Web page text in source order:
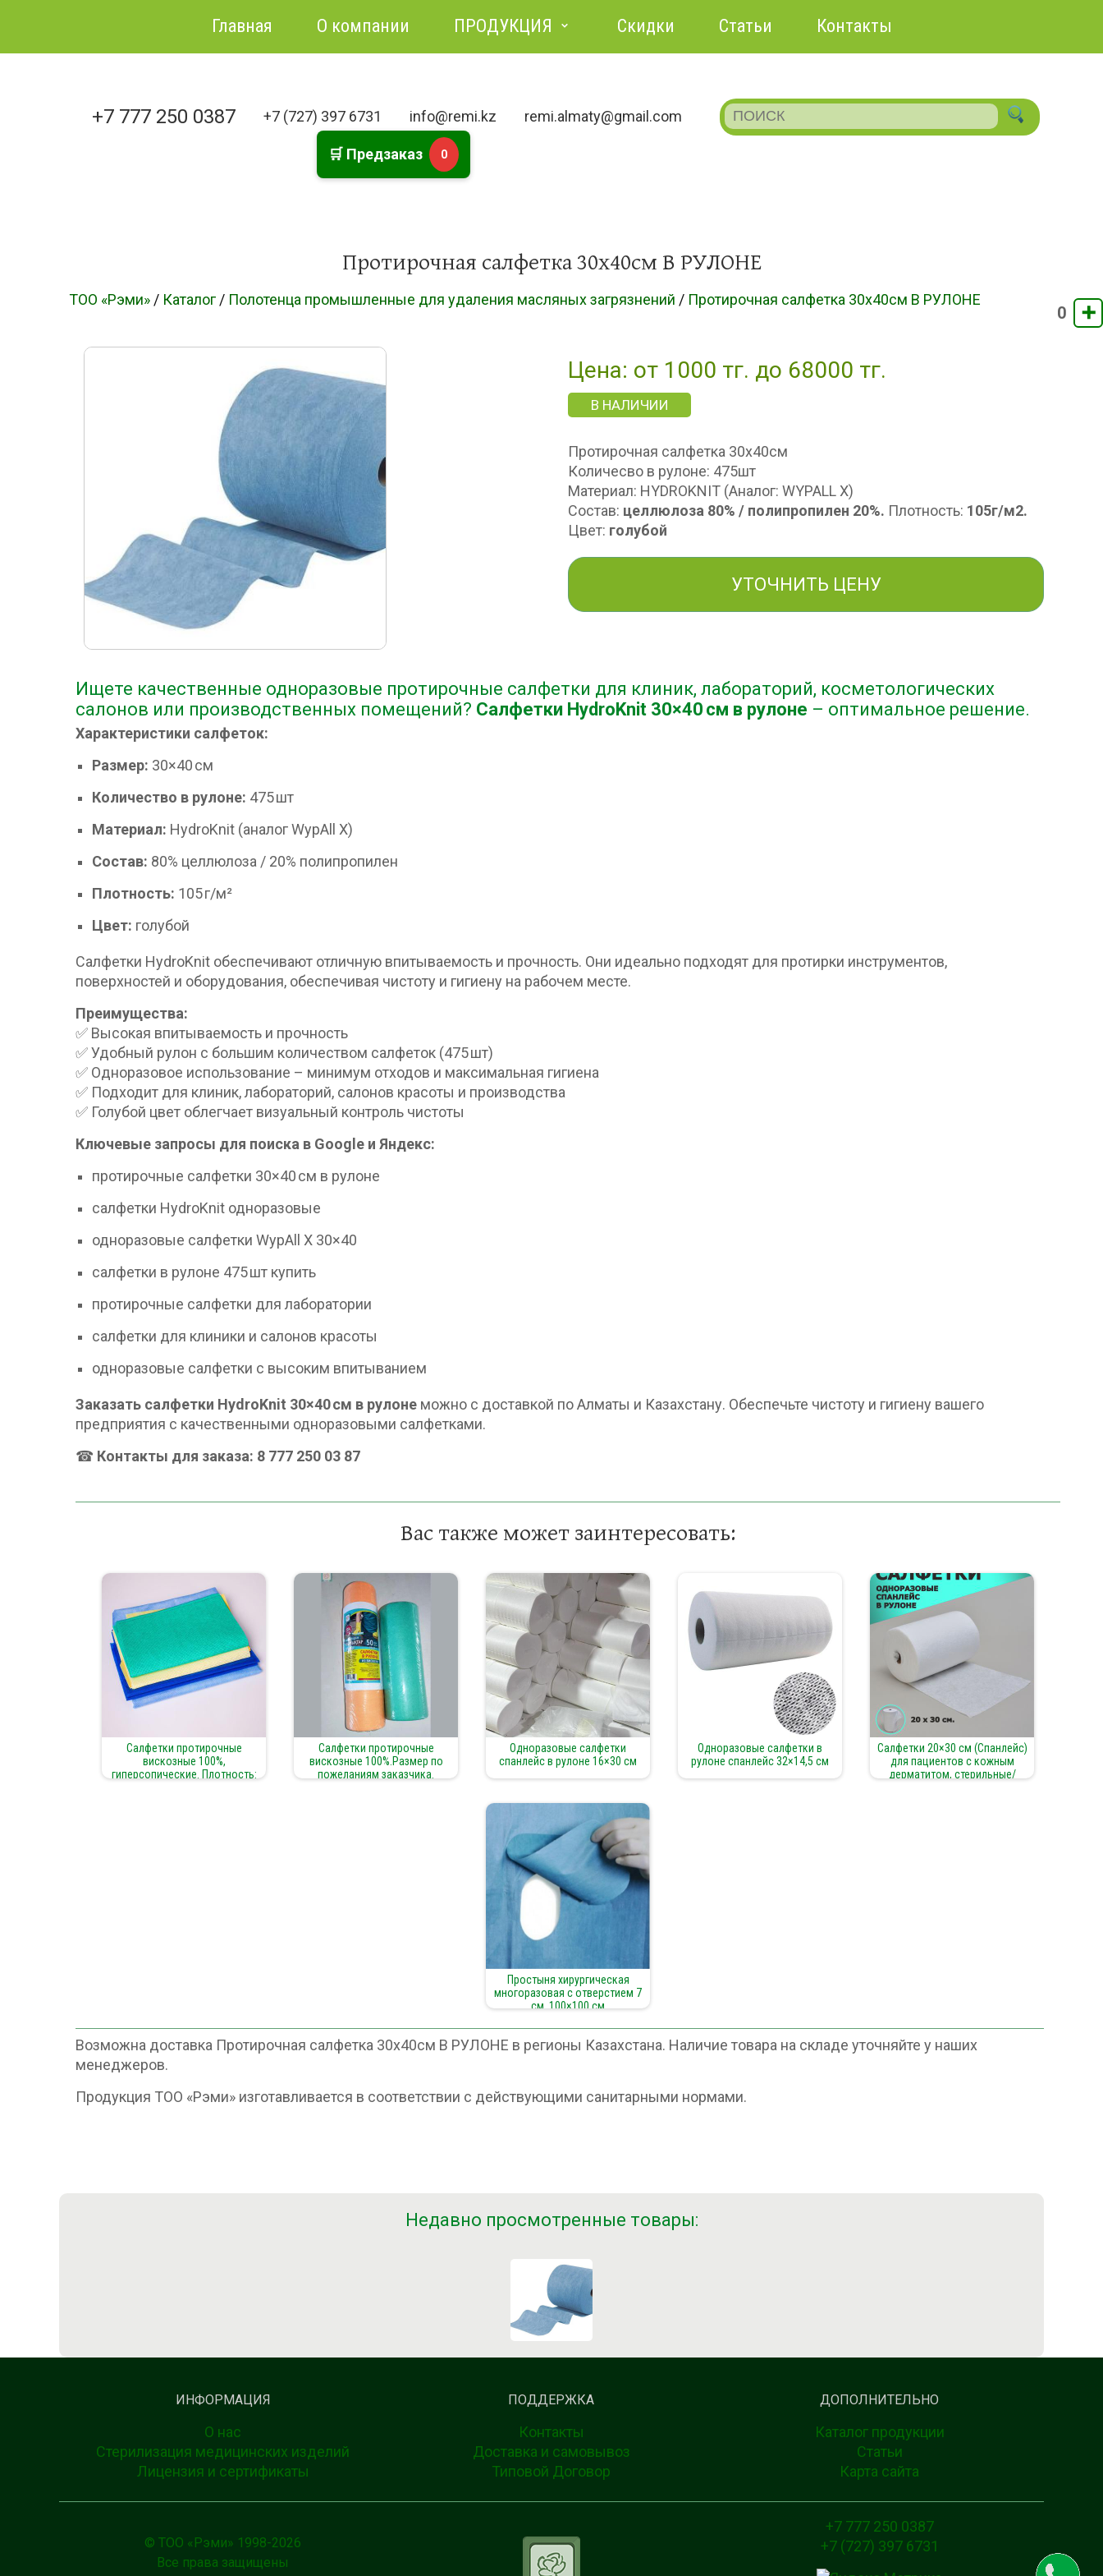
Главная О компании ПРОДУКЦИЯ Скидки Статьи Контакты
+7 777 250 0387 +7 (727) 397 6731 info@remi.kz remi.almaty@gmail.com
🛒 Предзаказ 0
Протирочная салфетка 30х40см В РУЛОНЕ
0 ➕
ТОО «Рэми» / Каталог / Полотенца промышленные для удаления масляных загрязнений / Протирочная салфетка 30х40см В РУЛОНЕ
Цена: от 1000 тг. до 68000 тг.
В НАЛИЧИИ
Протирочная салфетка 30х40см
Количесво в рулоне: 475шт
Материал: HYDROKNIT (Аналог: WYPALL X)
Состав: целлюлоза 80% / полипропилен 20%. Плотность: 105г/м2.
Цвет: голубой
УТОЧНИТЬ ЦЕНУ
Ищете качественные одноразовые протирочные салфетки для клиник, лабораторий, косметологических
салонов или производственных помещений? Салфетки HydroKnit 30×40 см в рулоне – оптимальное решение.
Характеристики салфеток:
Размер: 30×40 см
Количество в рулоне: 475 шт
Материал: HydroKnit (аналог WypAll X)
Состав: 80% целлюлоза / 20% полипропилен
Плотность: 105 г/м²
Цвет: голубой
Салфетки HydroKnit обеспечивают отличную впитываемость и прочность. Они идеально подходят для протирки инструментов,
поверхностей и оборудования, обеспечивая чистоту и гигиену на рабочем месте.
Преимущества:
✅ Высокая впитываемость и прочность
✅ Удобный рулон с большим количеством салфеток (475 шт)
✅ Одноразовое использование – минимум отходов и максимальная гигиена
✅ Подходит для клиник, лабораторий, салонов красоты и производства
✅ Голубой цвет облегчает визуальный контроль чистоты
Ключевые запросы для поиска в Google и Яндекс:
протирочные салфетки 30×40 см в рулоне
салфетки HydroKnit одноразовые
одноразовые салфетки WypAll X 30×40
салфетки в рулоне 475 шт купить
протирочные салфетки для лаборатории
салфетки для клиники и салонов красоты
одноразовые салфетки с высоким впитыванием
Заказать салфетки HydroKnit 30×40 см в рулоне можно с доставкой по Алматы и Казахстану. Обеспечьте чистоту и гигиену вашего
предприятия с качественными одноразовыми салфетками.
☎ Контакты для заказа: 8 777 250 03 87
Вас также может заинтересовать:
Салфетки протирочные
вискозные 100%,
гиперсопические. Плотность:
Салфетки протирочные
вискозные 100%.Размер по
пожеланиям заказчика.
Одноразовые салфетки
спанлейс в рулоне 16×30 см
Одноразовые салфетки в
рулоне спанлейс 32×14,5 см
Салфетки 20×30 см (Спанлейс)
для пациентов с кожным
дерматитом, стерильные/
Простыня хирургическая
многоразовая с отверстием 7
см, 100×100 см
Возможна доставка Протирочная салфетка 30х40см В РУЛОНЕ в регионы Казахстана. Наличие товара на складе уточняйте у наших
менеджеров.
Продукция ТОО «Рэми» изготавливается в соответствии с действующими санитарными нормами.
Недавно просмотренные товары:
ИНФОРМАЦИЯ
О нас
Стерилизация медицинских изделий
Лицензия и сертификаты
ПОДДЕРЖКА
Контакты
Доставка и самовывоз
Типовой Договор
ДОПОЛНИТЕЛЬНО
Каталог продукции
Статьи
Карта сайта
© ТОО «Рэми» 1998-2026
Все права защищены
+7 777 250 0387
+7 (727) 397 6731